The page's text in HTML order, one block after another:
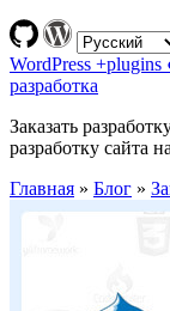
WordPress
разработка
Заказать
разработку сайта
Главная » Блог »